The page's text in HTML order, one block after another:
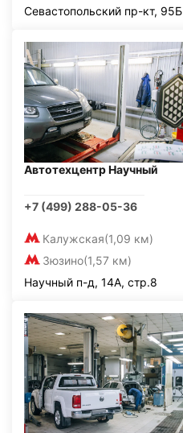
Севастопольский пр-кт, 95Б
Автотехцентр Научный
+7 (499) 288-05-36
Калужская(1,09 км)
Зюзино(1,57 км)
Научный п-д, 14А, стр.8